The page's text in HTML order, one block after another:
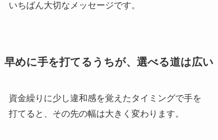
いちばん大切なメッセージです。
早めに手を打てるうちが、選べる道は広い
資金繰りに少し違和感を覚えたタイミングで手を
打てると、その先の幅は大きく変わります。